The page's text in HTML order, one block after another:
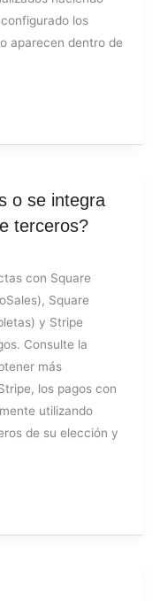
los
aparecen dentro de
o se integra
terceros?
con Square
Square
y Stripe
Consulte la
más
los pagos con
utilizando
de su elección y